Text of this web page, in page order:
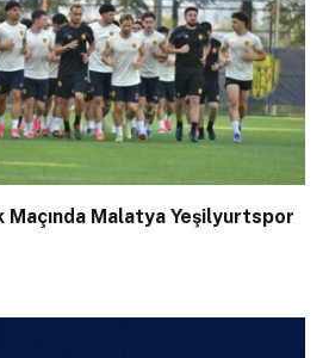
Maçında Malatya Yeşilyurtspor